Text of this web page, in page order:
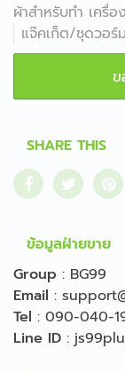
ผ้าสำหรับทำ เครื่
แจ๊คเก็ต/ชุดวอ
SHARE THIS
ข้อมูลฝ่ายขาย
Group : BG99
Email :
Tel : 090-040-
Line ID :